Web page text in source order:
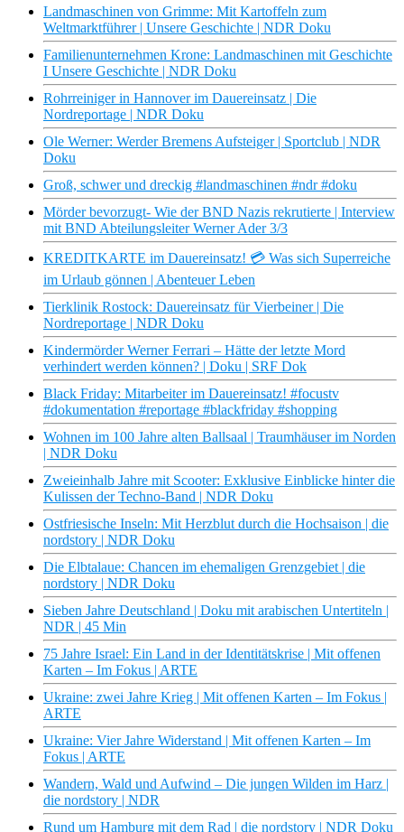
Landmaschinen von Grimme: Mit Kartoffeln zum
Weltmarktführer | Unsere Geschichte | NDR Doku
Familienunternehmen Krone: Landmaschinen mit Geschichte
I Unsere Geschichte | NDR Doku
Rohrreiniger in Hannover im Dauereinsatz | Die
Nordreportage | NDR Doku
Ole Werner: Werder Bremens Aufsteiger | Sportclub | NDR
Doku
Groß, schwer und dreckig #landmaschinen #ndr #doku
Mörder bevorzugt- Wie der BND Nazis rekrutierte | Interview
mit BND Abteilungsleiter Werner Ader 3/3
KREDITKARTE im Dauereinsatz! 💳 Was sich Superreiche
im Urlaub gönnen | Abenteuer Leben
Tierklinik Rostock: Dauereinsatz für Vierbeiner | Die
Nordreportage | NDR Doku
Kindermörder Werner Ferrari – Hätte der letzte Mord
verhindert werden können? | Doku | SRF Dok
Black Friday: Mitarbeiter im Dauereinsatz! #focustv
#dokumentation #reportage #blackfriday #shopping
Wohnen im 100 Jahre alten Ballsaal | Traumhäuser im Norden
| NDR Doku
Zweieinhalb Jahre mit Scooter: Exklusive Einblicke hinter die
Kulissen der Techno-Band | NDR Doku
Ostfriesische Inseln: Mit Herzblut durch die Hochsaison | die
nordstory | NDR Doku
Die Elbtalaue: Chancen im ehemaligen Grenzgebiet | die
nordstory | NDR Doku
Sieben Jahre Deutschland | Doku mit arabischen Untertiteln |
NDR | 45 Min
75 Jahre Israel: Ein Land in der Identitätskrise | Mit offenen
Karten – Im Fokus | ARTE
Ukraine: zwei Jahre Krieg | Mit offenen Karten – Im Fokus |
ARTE
Ukraine: Vier Jahre Widerstand | Mit offenen Karten – Im
Fokus | ARTE
Wandern, Wald und Aufwind – Die jungen Wilden im Harz |
die nordstory | NDR
Rund um Hamburg mit dem Rad | die nordstory | NDR Doku